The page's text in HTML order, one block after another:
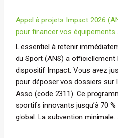
Appel à projets Impact 2026
pour financer vos
L’essentiel à retenir
du Sport (ANS) a officiellement
dispositif Impact. Vous avez
pour déposer vos dossiers sur
Asso (code 2311). Ce
sportifs innovants jusqu’à 70
global. La subvention minimale…